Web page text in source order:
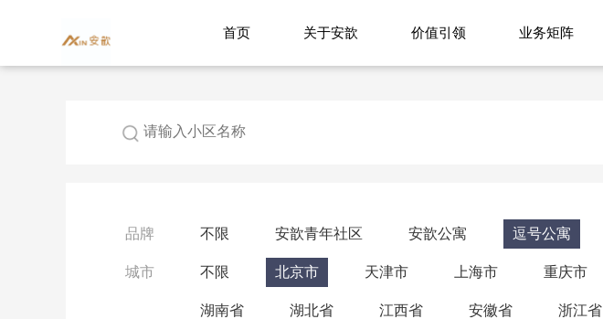
首页 关于安歆 价值引领 业务矩阵
品牌 不限 安歆青年社区 安歆公寓 逗号公寓
城市 不限 北京市 天津市 上海市 重庆市
湖南省 湖北省 江西省 安徽省 浙江省